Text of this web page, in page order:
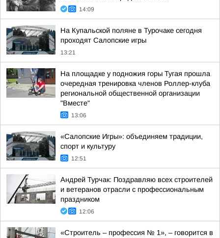
14:09
На Купальской поляне в Турочаке сегодня
проходят Салопские игры
13:21
На площадке у подножия горы Тугая прошла
очередная тренировка членов Роллер-клуба
региональной общественной организации
"Вместе"
13:06
«Салопские Игры»: объединяем традиции,
спорт и культуру
12:51
Андрей Турчак: Поздравляю всех строителей
и ветеранов отрасли с профессиональным
праздником
12:06
«Строитель – профессия № 1», – говорится в